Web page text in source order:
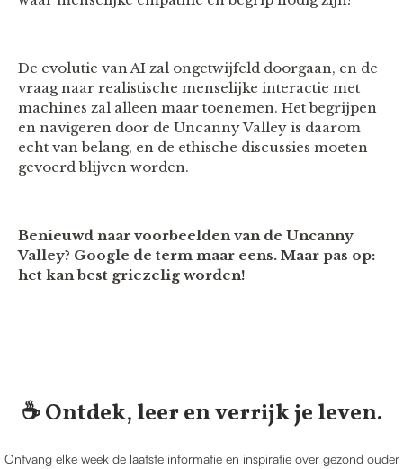
De evolutie van AI zal ongetwijfeld doorgaan, en de
vraag naar realistische menselijke interactie met
machines zal alleen maar toenemen. Het begrijpen
en navigeren door de Uncanny Valley is daarom
echt van belang, en de ethische discussies moeten
gevoerd blijven worden.
Benieuwd naar voorbeelden van de Uncanny
Valley? Google de term maar eens. Maar pas op:
het kan best griezelig worden!
☕️ Ontdek, leer en verrijk je leven.
Ontvang elke week de laatste informatie en inspiratie over gezond ouder